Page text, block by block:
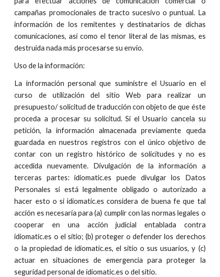
campañas promocionales de tracto sucesivo o puntual. La
información de los remitentes y destinatarios de dichas
comunicaciones, así como el tenor literal de las mismas, es
destruida nada más procesarse su envío.
Uso de la información:
La información personal que suministre el Usuario en el
curso de utilización del sitio Web para realizar un
presupuesto/ solicitud de traducción con objeto de que éste
proceda a procesar su solicitud. Si el Usuario cancela su
petición, la información almacenada previamente queda
guardada en nuestros registros con el único objetivo de
contar con un registro histórico de solicitudes y no es
accedida nuevamente. Divulgación de la información a
terceras partes: idiomatic.es puede divulgar los Datos
Personales si está legalmente obligado o autorizado a
hacer esto o si idiomatic.es considera de buena fe que tal
acción es necesaria para (a) cumplir con las normas legales o
cooperar en una acción judicial entablada contra
idiomatic.es o el sitio; (b) proteger o defender los derechos
o la propiedad de idiomatic.es, el sitio o sus usuarios, y (c)
actuar en situaciones de emergencia para proteger la
seguridad personal de idiomatic.es o del sitio.